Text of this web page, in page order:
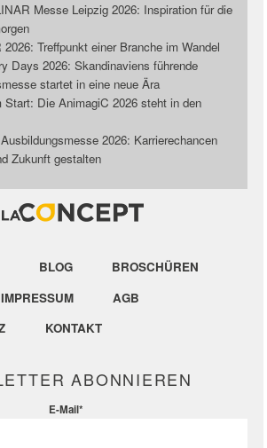
Messe Leipzig 2026: Inspiration für die
Treffpunkt einer Branche im Wandel
Days 2026: Skandinaviens führende
startet in eine neue Ära
Start: Die AnimagiC 2026 steht in den
2026: Karrierechancen
Zukunft gestalten
BLOG
BROSCHÜREN
IMPRESSUM
AGB
KONTAKT
ABONNIEREN
E-Mail*